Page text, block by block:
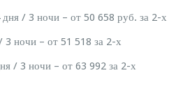
/ 3 ночи – от 50 658 руб. за 2-х
ночи – от 51 518 за 2-х
/ 3 ночи – от 63 992 за 2-х